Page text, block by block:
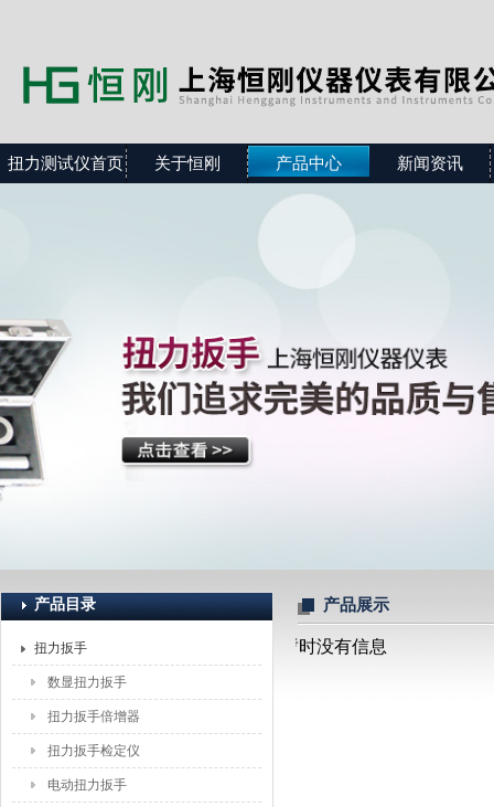
扭力测试仪首页 关于恒刚 产品中心 新闻资讯
产品目录
扭力扳手
数显扭力扳手
扭力扳手倍增器
扭力扳手检定仪
电动扭力扳手
产品展示
暂时没有信息